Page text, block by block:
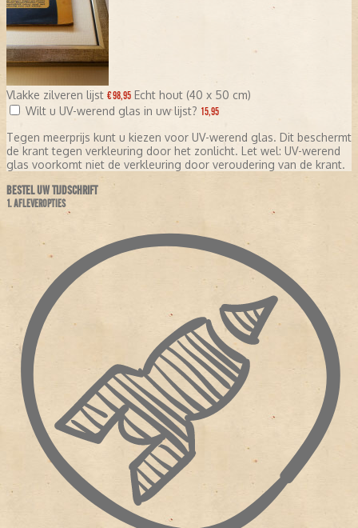
Vlakke zilveren lijst € 98,95 Echt hout (40 x 50 cm)
Wilt u UV-werend glas in uw lijst? 15,95
Tegen meerprijs kunt u kiezen voor UV-werend glas. Dit beschermt
de krant tegen verkleuring door het zonlicht. Let wel: UV-werend
glas voorkomt niet de verkleuring door veroudering van de krant.
BESTEL UW TIJDSCHRIFT
1. AFLEVEROPTIES